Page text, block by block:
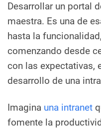
Desarrollar un portal
maestra. Es una de
hasta la
comenzando desde
con las expectativas,
desarrollo de una
Imagina una intranet
fomente la